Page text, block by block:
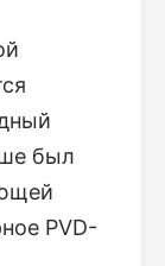
был
PVD-